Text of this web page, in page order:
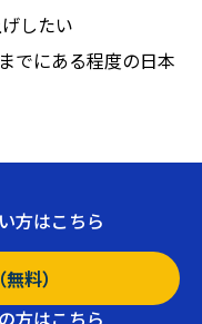
したい
でにある程度の日本
方はこちら
料）
方はこちら